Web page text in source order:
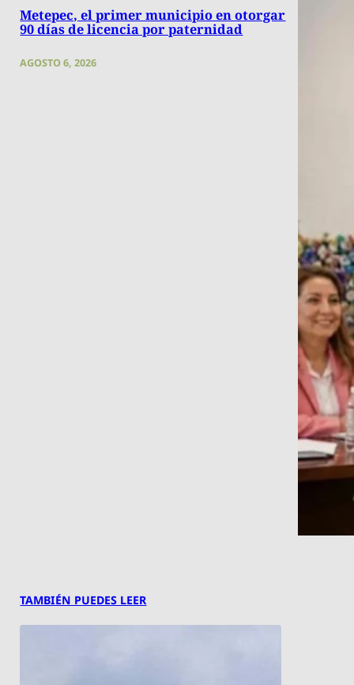
Metepec, el primer municipio en otorgar
90 días de licencia por paternidad
AGOSTO 6, 2026
TAMBIÉN PUEDES LEER